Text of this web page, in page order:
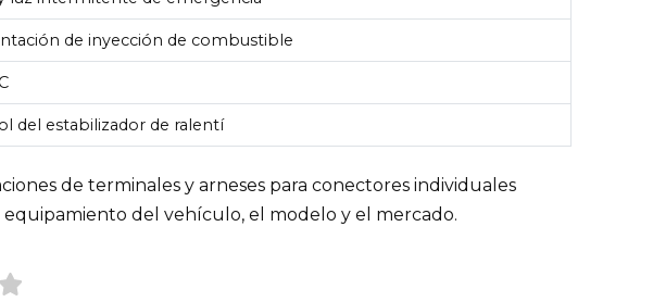
de inyección de combustible
del estabilizador de ralentí
de terminales y arneses para conectores individuales
del vehículo, el modelo y el mercado.